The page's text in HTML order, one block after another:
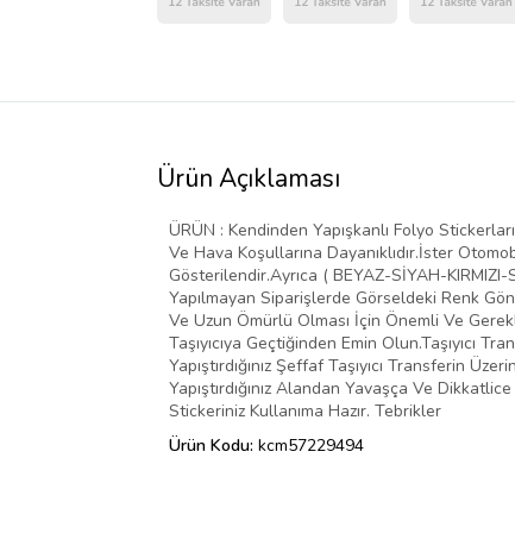
Ürün Açıklaması
ÜRÜN : Kendinden Yapışkanlı Folyo
Ve Hava Koşullarına Dayanıklıdır.İster
Gösterilendir.Ayrıca ( BEYAZ-SİYAH-
Yapılmayan Siparişlerde Görseldeki Renk
Ve Uzun Ömürlü Olması İçin Önemli Ve
Taşıyıcıya Geçtiğinden Emin Olun.Taşıyıcı
Yapıştırdığınız Şeffaf Taşıyıcı Transferin
Yapıştırdığınız Alandan Yavaşça Ve
Stickeriniz Kullanıma Hazır. Tebrikler
Ürün Kodu: kcm57229494